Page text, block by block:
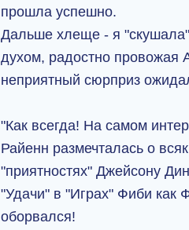
прошла успешно.
Дальше хлеще - я
духом, радостно провожая
неприятный сюрприз
"Как всегда! На самом
Райенн размечталась о
"приятностях" Джейсону
"Удачи" в "Играх" Фиби как
оборвался!